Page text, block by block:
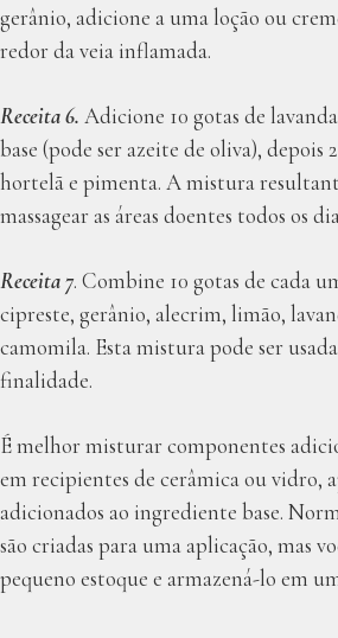
gerânio, adicione a uma loção ou
redor da veia inflamada.
Receita 6. Adicione 10 gotas de
base (pode ser azeite de oliva), depois
hortelã e pimenta. A mistura
massagear as áreas doentes todos os
Receita 7. Combine 10 gotas de cada
cipreste, gerânio, alecrim, limão,
camomila. Esta mistura pode ser
finalidade.
É melhor misturar componentes
em recipientes de cerâmica ou vidro,
adicionados ao ingrediente base.
são criadas para uma aplicação, mas
pequeno estoque e armazená-lo em